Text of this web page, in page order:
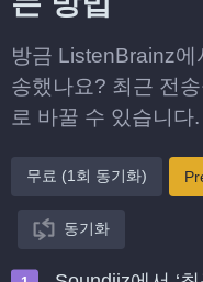
방금 ListenBrainz에
송했나요? 최근 전
로 바꿀 수 있습니다.
무료 (1회 동기화)
동기화